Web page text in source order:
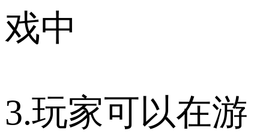
戏中
3.玩家可以在游